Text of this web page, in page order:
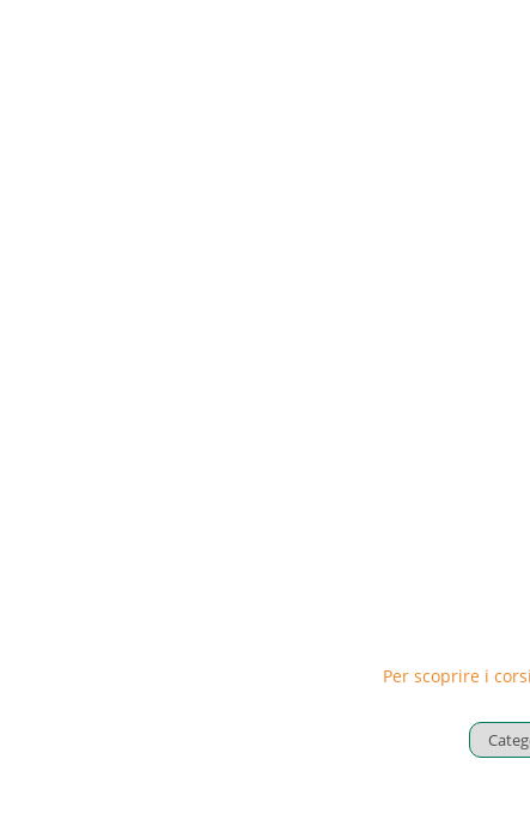
Per scoprire i